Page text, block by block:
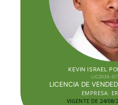
KEVIN ISRAEL
LIC2024-
LICENCIA DE
EMPRESA:
VIGENTE DE 24/